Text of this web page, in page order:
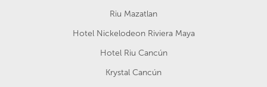
Riu Mazatlan
Hotel Nickelodeon Riviera Maya
Hotel Riu Cancún
Krystal Cancún